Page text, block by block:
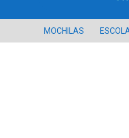
MOCHILAS